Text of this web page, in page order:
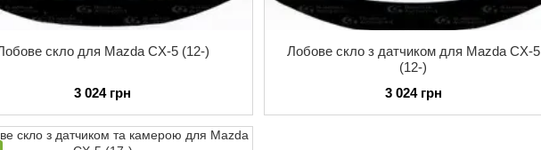
скло для Mazda CX-5 (12-)
3 024 грн
Лобове скло з датчиком для Mazda CX-5
(12-)
3 024 грн